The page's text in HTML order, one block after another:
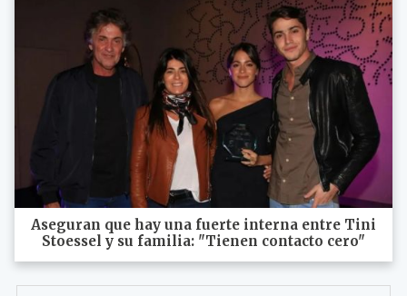
Aseguran que hay una fuerte interna entre Tini
Stoessel y su familia: "Tienen contacto cero"